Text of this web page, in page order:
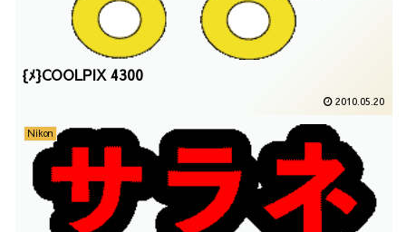
{ﾒ}COOLPIX 4300
2010.05.20
Nikon